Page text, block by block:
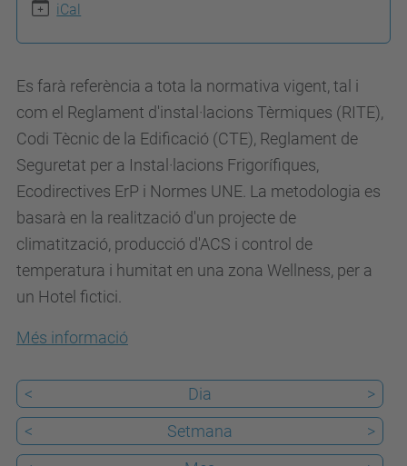
m
n
i
.
u
p
c
.
e
u
c
a
/
iCal
Es farà referència a tota la normativa vigent, tal i
com el Reglament d'instal·lacions Tèrmiques (RITE),
Codi Tècnic de la Edificació (CTE), Reglament de
Seguretat per a Instal·lacions Frigorífiques,
Ecodirectives ErP i Normes UNE. La metodologia es
basarà en la realització d'un projecte de
climatització, producció d'ACS i control de
temperatura i humitat en una zona Wellness, per a
un Hotel fictici.
Més informació
< Dia
>
<
Setmana
>